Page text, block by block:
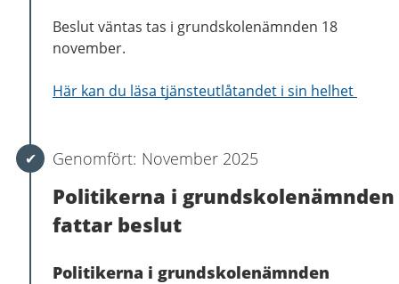
Beslut väntas tas i grundskolenämnden 18
november.
Här kan du läsa tjänsteutlåtandet i sin helhet
November 2025
Politikerna i grundskolenämnden
fattar beslut
Politikerna i grundskolenämnden